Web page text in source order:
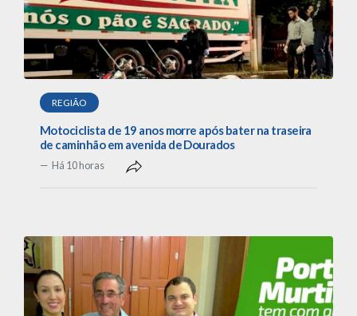
REGIÃO
Motociclista de 19 anos morre após bater na traseira
de caminhão em avenida de Dourados
Há 10 horas